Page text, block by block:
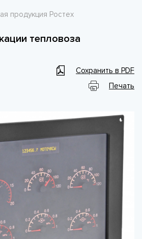
продукция Ростех
тепловоза
Сохранить в PDF
Печать